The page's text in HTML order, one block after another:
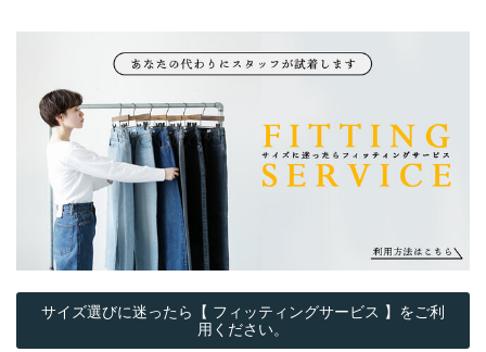
サイズ選びに迷ったら【 フィッティングサービス 】をご利
用ください。